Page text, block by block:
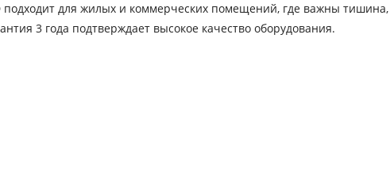
подходит для жилых и коммерческих помещений, где важны тишина,
3 года подтверждает высокое качество оборудования.